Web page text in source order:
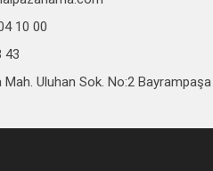
10 00
43
Uluhan Sok. No:2